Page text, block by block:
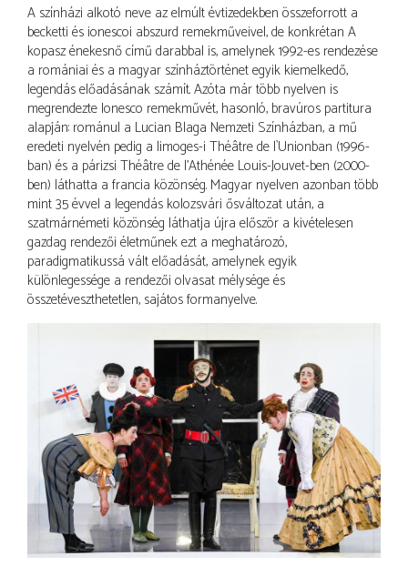
A színházi alkotó neve az elmúlt évtizedekben összeforrott a
becketti és ionescoi abszurd remekműveivel, de konkrétan A
kopasz énekesnő című darabbal is, amelynek 1992-es rendezése
a romániai és a magyar színháztörténet egyik kiemelkedő,
legendás előadásának számít. Azóta már több nyelven is
megrendezte Ionesco remekművét, hasonló, bravúros partitura
alapján: románul a Lucian Blaga Nemzeti Színházban, a mű
eredeti nyelvén pedig a limoges-i Théâtre de l`Unionban (1996-
ban) és a párizsi Théâtre de l'Athénée Louis-Jouvet-ben (2000-
ben) láthatta a francia közönség. Magyar nyelven azonban több
mint 35 évvel a legendás kolozsvári ősváltozat után, a
szatmárnémeti közönség láthatja újra először a kivételesen
gazdag rendezői életműnek ezt a meghatározó,
paradigmatikussá vált előadását, amelynek egyik
különlegessége a rendezői olvasat mélysége és
összetéveszthetetlen, sajátos formanyelve.